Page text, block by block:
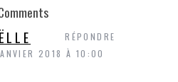
2018 À 10:00
RÉPONDRE